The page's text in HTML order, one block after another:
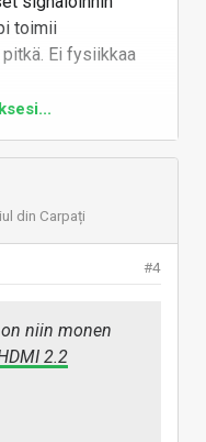
toimii
Ei fysiikkaa
din Carpați
#4
niin monen
2.2